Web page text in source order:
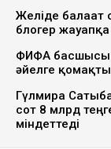
Желіде балағат
блогер
ФИФА басшысы
әйелге
Гүлмира
сот 8 млрд
міндеттеді